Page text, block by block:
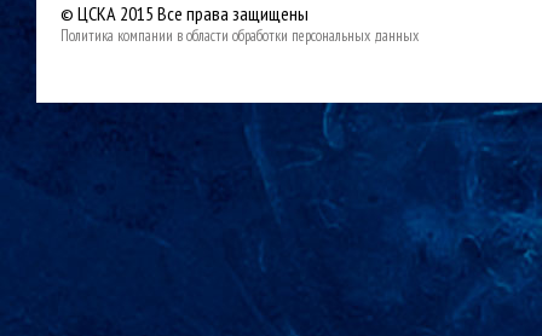
© ЦСКА 2015 Все права защищены
Политика компании в области обработки персональных данных